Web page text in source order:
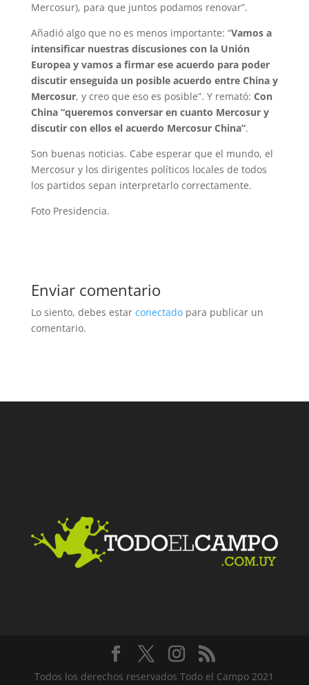
Mercosur), para que juntos podamos renovar”.
Añadió algo que no es menos importante: “Vamos a
intensificar nuestras discusiones con la Unión
Europea y vamos a firmar ese acuerdo para poder
discutir enseguida un posible acuerdo entre China y
Mercosur, y creo que eso es posible”. Y remató: Con
China “queremos conversar en cuanto Mercosur y
discutir con ellos el acuerdo Mercosur China”.
Son buenas noticias. Cabe esperar que el mundo, el
Mercosur y los dirigentes políticos locales de todos
los partidos sepan interpretarlo correctamente.
Foto Presidencia.
Enviar comentario
Lo siento, debes estar conectadopara publicar un
comentario.
Todos los derechos reservados Todo el Campo 2021
Facebook